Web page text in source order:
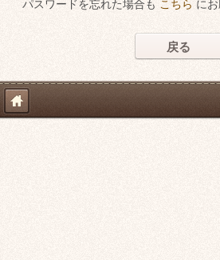
パスワードを忘れた場合も こちら にお
戻る